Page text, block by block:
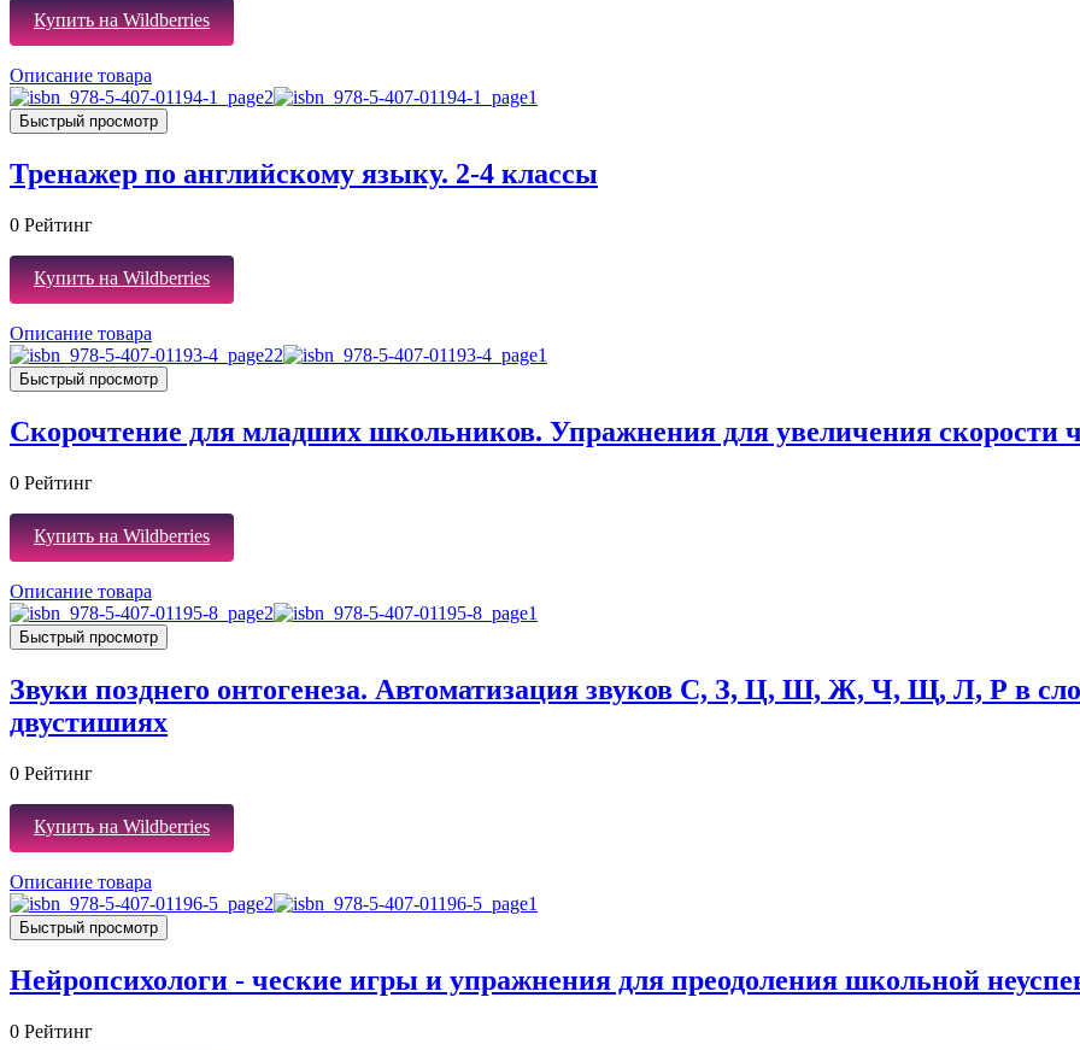
Купить на Wildberries
Описание товара
Быстрый просмотр
Тренажер по английскому языку. 2-4 классы
0 Рейтинг
Купить на Wildberries
Описание товара
Быстрый просмотр
Скорочтение для младших школьников. Упражнения для увеличения скорости
0 Рейтинг
Купить на Wildberries
Описание товара
Быстрый просмотр
Звуки позднего онтогенеза. Автоматизация звуков С, З, Ц, Ш, Ж, Ч, Щ, Л, Р в
двустишиях
0 Рейтинг
Купить на Wildberries
Описание товара
Быстрый просмотр
Нейропсихологи - ческие игры и упражнения для преодоления школьной
0 Рейтинг